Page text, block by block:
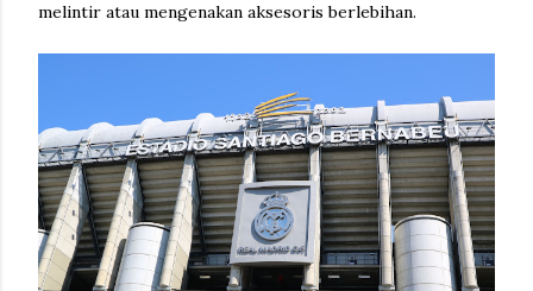
melintir atau mengenakan aksesoris berlebihan.